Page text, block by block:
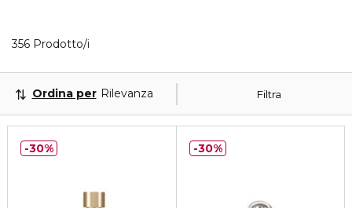
356 Prodotto/i
Filtra
Ordina per Rilevanza
30% 30%